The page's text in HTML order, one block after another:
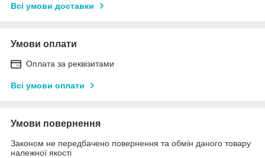
Всі умови доставки
Умови оплати
Оплата за реквізитами
Всі умови оплати
Умови повернення
Законом не передбачено повернення та обмін даного товару
належної якості